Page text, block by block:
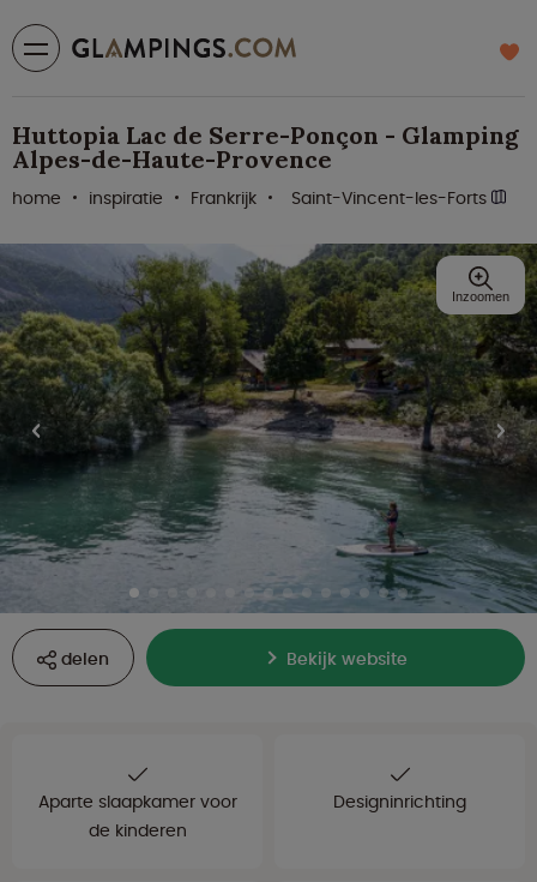
Huttopia Lac de Serre-Ponçon - Glamping
Alpes-de-Haute-Provence
home inspiratie Frankrijk Saint-Vincent-les-Forts
delen Bekijk website
Inzoomen
Aparte slaapkamer voor
de kinderen
Designinrichting